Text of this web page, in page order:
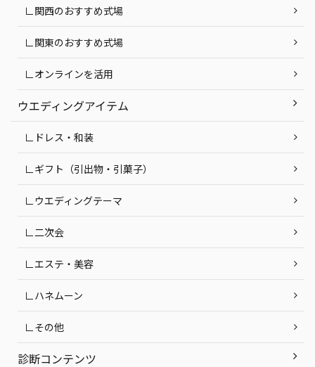
∟関西のおすすめ式場
∟関東のおすすめ式場
∟オンラインを活用
ウエディングアイテム
∟ドレス・和装
∟ギフト（引出物・引菓子）
∟ウエディングテーマ
∟二次会
∟エステ・美容
∟ハネムーン
∟その他
診断コンテンツ